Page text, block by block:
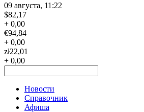
09 августа, 11:22
$82,17
+ 0,00
€94,84
+ 0,00
zł22,01
+ 0,00
Новости
Справочник
Афиша